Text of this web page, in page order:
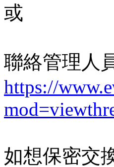
或
聯絡管理人
https://
如想保密交